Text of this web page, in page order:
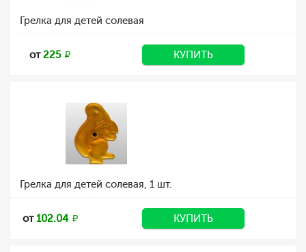
Грелка для детей солевая
от225 КУПИТЬ
Грелка для детей солевая, 1 шт.
от102.04 КУПИТЬ